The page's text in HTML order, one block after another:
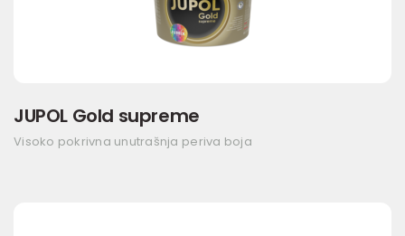
JUPOL Gold supreme
Visoko pokrivna unutrašnja periva boja